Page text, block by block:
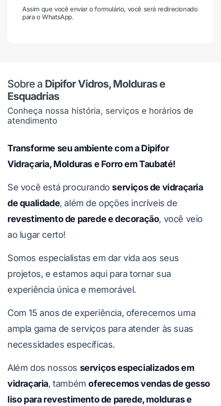
Assim que você enviar o formulário, você será redirecionado
para o WhatsApp.
Sobre a Dipifor Vidros, Molduras e
Esquadrias
Conheça nossa história, serviços e horários de
atendimento
Transforme seu ambiente com a Dipifor
Vidraçaria, Molduras e Forro em Taubaté!
Se você está procurandoserviços de vidraçaria
de qualidade, além de opções incríveis de
revestimento de parede e decoração, você veio
ao lugar certo!
Somos especialistas em dar vida aos seus
projetos, e estamos aqui para tornar sua
experiência única e memorável.
Com 15 anos de experiência, oferecemos uma
ampla gama de serviços para atender às suas
necessidades específicas.
Além dos nossos serviços especializados em
vidraçaria, tambémoferecemos vendas de gesso
liso para revestimento de parede, molduras e